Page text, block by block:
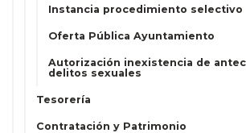
Instancia procedimiento selectivo
Oferta Pública Ayuntamiento
Autorización inexistencia de
delitos sexuales
Tesorería
Contratación y Patrimonio